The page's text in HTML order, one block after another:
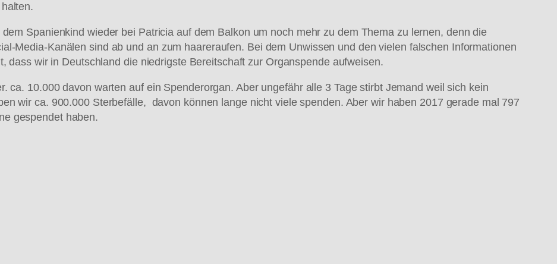
Spanienkind wieder bei Patricia auf dem Balkon um noch mehr zu dem Thema zu lernen, denn die
Media-Kanälen sind ab und an zum haareraufen. Bei dem Unwissen und den vielen falschen Informationen
dass wir in Deutschland die niedrigste Bereitschaft zur Organspende aufweisen.
ca. 10.000 davon warten auf ein Spenderorgan. Aber ungefähr alle 3 Tage stirbt Jemand weil sich kein
wir ca. 900.000 Sterbefälle, davon können lange nicht viele spenden. Aber wir haben 2017 gerade mal 797
gespendet haben.